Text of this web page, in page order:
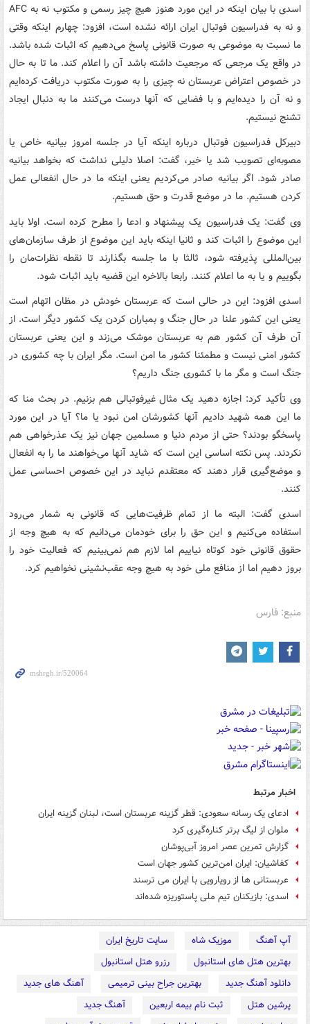
اسدی با بیان اینکه در این مورد هنوز هیچ چیز رسمی و مکتوب نه به AFC
و نه به فدراسیون فوتبال ایران ارائه نشده است، افزود: چهارم اینکه وقتی
ما نسبت به موضوعی به صورت قانونی پاسخ می‌دهیم که اثبات شده باشد.
در واقع یک مرجعی که مرجعیت داشته باشد آن را اعلام کند. ما تا به حال
در خصوص اعتراض عربستان نه چیزی را به صورت مکتوب دریافت کرده‌ایم
و نه آن را دیده‌ایم و با فضایی که آنها درست می‌کنند ما به دنبال ایجاد
تشنج نیستیم.
دبیرکل فدراسیون فوتبال درباره اینکه آیا در جلسه امروز بیانیه خاص یا
مصوبه‌ای تصویب شد یا خیر، گفت: اصلا دلیلی نداشت که بخواهد بیانیه
صادر شود. اگر بیانیه صادر می‌کردیم یعنی اینکه ما در حال انفعالی عمل
کردن هستیم. ما در موضع قدرت و حق هستیم.
وی گفت: یک فدراسیون یک پیشنهاد و ادعا را مطرح کرده است. اولا باید
این موضوع را اثبات کند و ثانیا اینکه باید این موضوع از طرف سازمان‌های
بین‌المللی پذیرفته شود، ثالثا با ما جلسه بگذارند تا نقطه نظرات‌مان را
بگوییم و یا به ما اعلام کنند. رابعا بالاخره این قضیه باید اثبات شود.
اسدی افزود: این در حالی است که عربستان خودش در مظان اتهام است
یعنی این کشور علنا در حال جنگ و بمباران کردن یک کشور دیگر است. از
آن طرف آن کشور هم به عربستان موشک می‌زند و این یعنی عربستان
کشور امنی نیست و مطمئنا کشور ما امن است. مگر ایران با چه کشوری در
جنگ است و مگر ما با کشوری جنگ داریم؟
وی تأکید کرد: اجازه دهید یک مثال غیرفوتبالی هم بزنیم. در بحث منا که
ما این همه شهید دادیم آنها کشورشان امن نبود یا ما؟ آیا در این مورد
پاسخگو بودند؟ حتی از مردم دنیا و مسلمین جهان نیز یک عذرخواهی هم
نکردند. پس نکته اساسی این است که شاید آنها می‌خواهند ما را به انفعال
و موضع‌گیری قرار دهند که معتقدم نباید در این خصوص احساسی عمل
کنند.
اسدی گفت: البته ما از تمام ظرفیت‌هایی که قانونی به شمار می‌رود
استفاده می‌کنیم و این حق را برای خودمان می‌دانیم که به هیچ وجه از
حقوق قانونی خود کوتاه نیاییم اما لازم هم نمی‌بینیم که فعالیت خود را
بروز دهیم اما از منافع ملی خود به هیچ وجه عقب‌نشینی نخواهیم کرد.
منبع: فارس
اخبار مرتبط
ادعای یک رسانه سعودی: قطر گزینه عربستان است، لبنان گزینه ایران
ملوان از لیگ برتر کناره‌گیری کرد
گزارش تمرین عصر امروز آبی‌پوشان
کفاشیان: ایران امن‌ترین کشور جهان است
عربستانی ها از رویارویی با ایران می ترسند
اسدی: بازیکنان تیم ملی پاستوریزه شده‌اند
آپ آهنگ موزیک شاه
سایت تاریخ ایران
بهترین هتل های استانبول
رزرو هتل استانبول
دانلود آهنگ جدید
بهترین جراح بینی ترمیمی
آهنگ های جدید
پرشین هتل
ثبت نام بیمه اربعین
آهنگ جدید